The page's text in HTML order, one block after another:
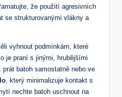
že použití ⁢agresivních
se strukturovanými vlákny a
vyhnout podmínkám, ⁣které
je praní s jinými, ‌hrubějšími​
batoh samostatně⁣ nebo ve
, který minimalizuje kontakt s
nechte batoh uschnout na